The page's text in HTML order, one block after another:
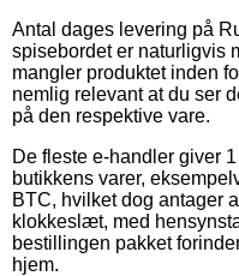
Antal dages levering på
spisebordet er naturligvis
mangler produktet inden
nemlig relevant at du ser
på den respektive vare.
De fleste e-handler giver
butikkens varer,
BTC, hvilket dog antager
klokkeslæt, med
bestillingen pakket
hjem.